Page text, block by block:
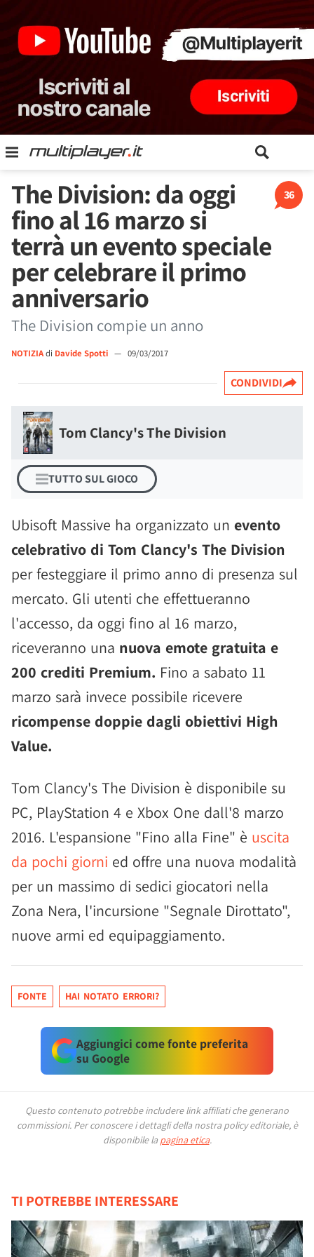
36
The Division: da oggi
fino al 16 marzo si
terrà un evento speciale
per celebrare il primo
anniversario
The Division compie un anno
NOTIZIAdi Davide Spotti — 09/03/2017
CONDIVIDI
Tom Clancy's The Division
TUTTO SUL GIOCO
Ubisoft Massive ha organizzato un evento
celebrativo di Tom Clancy's The Division
per festeggiare il primo anno di presenza sul
mercato. Gli utenti che effettueranno
l'accesso, da oggi fino al 16 marzo,
riceveranno una nuova emote gratuita e
200 crediti Premium. Fino a sabato 11
marzo sarà invece possibile ricevere
ricompense doppie dagli obiettivi High
Value.
Tom Clancy's The Division è disponibile su
PC, PlayStation 4 e Xbox One dall'8 marzo
2016. L'espansione "Fino alla Fine" è uscita
da pochi giorni ed offre una nuova modalità
per un massimo di sedici giocatori nella
Zona Nera, l'incursione "Segnale Dirottato",
nuove armi ed equipaggiamento.
FONTE HAI NOTATO ERRORI?
Aggiungici come fonte preferita
su Google
Questo contenuto potrebbe includere link affiliati che generano
commissioni. Per conoscere i dettagli della nostra policy editoriale, è
disponibile la pagina etica.
TI POTREBBE INTERESSARE